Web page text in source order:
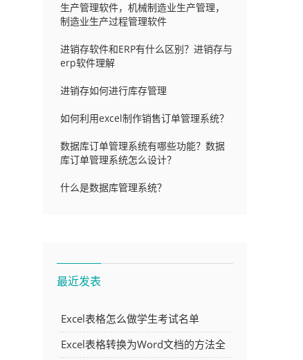
生产管理软件，机械制造业生产管理，
制造业生产过程管理软件
进销存软件和ERP有什么区别？进销存与
erp软件理解
进销存如何进行库存管理
如何利用excel制作销售订单管理系统？
数据库订单管理系统有哪些功能？数据
库订单管理系统怎么设计？
什么是数据库管理系统？
最近发表
Excel表格怎么做学生考试名单
Excel表格转换为Word文档的方法全